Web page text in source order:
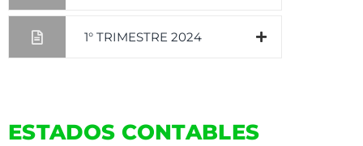
1° TRIMESTRE 2024
ESTADOS CONTABLES